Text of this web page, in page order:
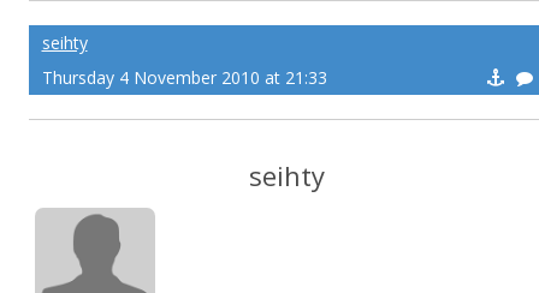
seihty
Thursday 4 November 2010 at 21:33
seihty